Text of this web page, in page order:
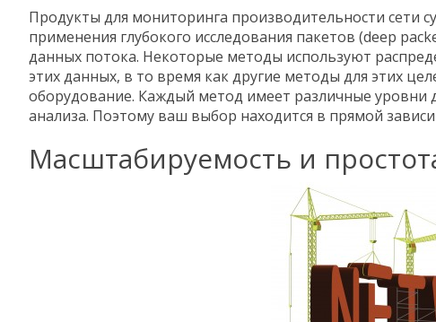
Продукты для мониторинга производительности сети
применения глубокого исследования пакетов (deep
данных потока. Некоторые методы используют
этих данных, в то время как другие методы для этих
оборудование. Каждый метод имеет различные уровни
анализа. Поэтому ваш выбор находится в прямой
Масштабируемость и